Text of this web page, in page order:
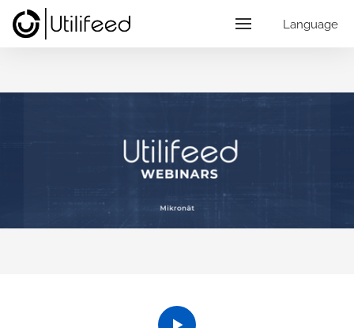
Language